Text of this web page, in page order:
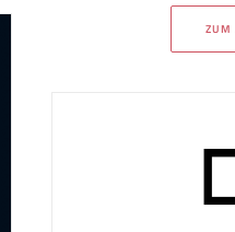
ZUM